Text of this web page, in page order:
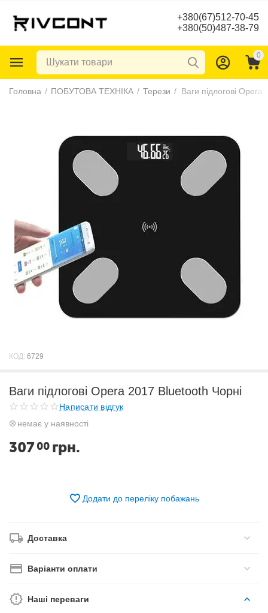
+380(67)512-70-45
+380(50)487-38-79
0
Головна / ПОБУТОВА ТЕХНІКА / Терези / Ваги підлогові
КОД: 6729
Ваги підлогові Opera 2017 Bluetooth Чорні
Написати відгук
немає у наявності
307 00 грн.
Додати до переліку побажань
Доставка
Варіанти оплати
Наші переваги